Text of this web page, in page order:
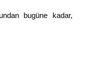
bugüne kadar,